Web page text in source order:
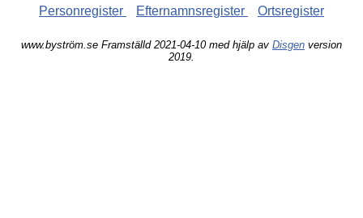
Personregister Efternamnsregister Ortsregister
www.byström.se Framställd 2021-04-10 med hjälp av Disgen version
2019.